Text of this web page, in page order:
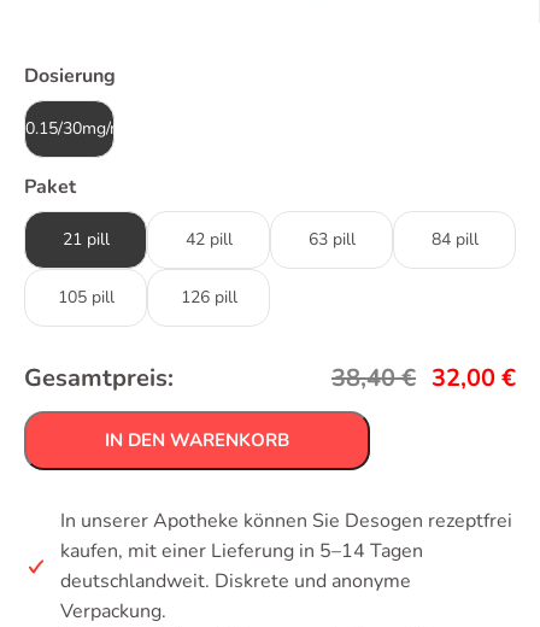
Dosierung
0.15/30mg/mcg
Paket
21 pill 42 pill 63 pill 84 pill
105 pill 126 pill
Gesamtpreis: 38,40€ 32,00€
IN DEN WARENKORB
In unserer Apotheke können Sie Desogen rezeptfrei
kaufen, mit einer Lieferung in 5–14 Tagen
deutschlandweit. Diskrete und anonyme
Verpackung.